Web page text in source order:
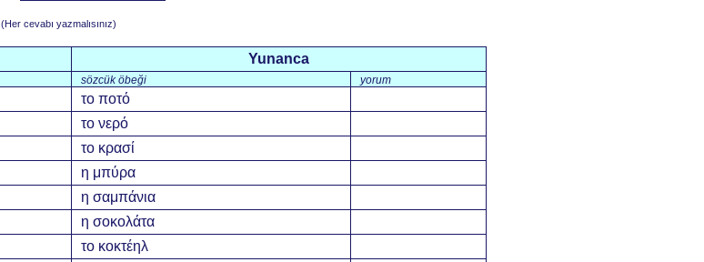
(Her cevabı yazmalısınız)
Yunanca
sözcük öbeği yorum
το ποτό
το νερό
το κρασί
η μπύρα
η σαμπάνια
η σοκολάτα
το κοκτέηλ